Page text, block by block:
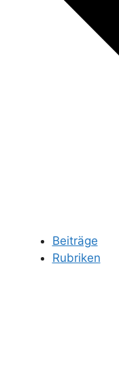
Beiträge
Rubriken